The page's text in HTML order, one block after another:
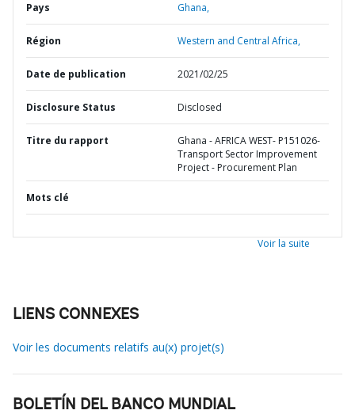
Pays Ghana,
Région Western and Central Africa,
Date de publication 2021/02/25
Disclosure Status Disclosed
Titre du rapport
Ghana - AFRICA WEST- P151026-
Transport Sector Improvement
Project - Procurement Plan
Mots clé
Voir la suite
LIENS CONNEXES
Voir les documents relatifs au(x) projet(s)
BOLETÍN DEL BANCO MUNDIAL